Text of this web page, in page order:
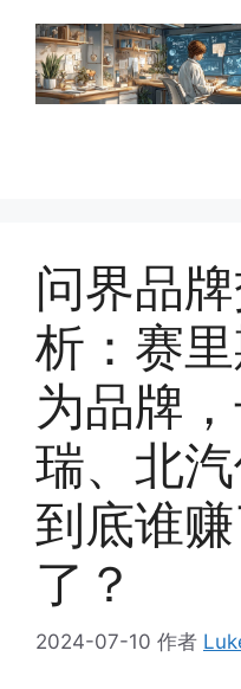
问界品
析：赛
为品牌
瑞、北
到底谁
了？
2024-07-10 作者